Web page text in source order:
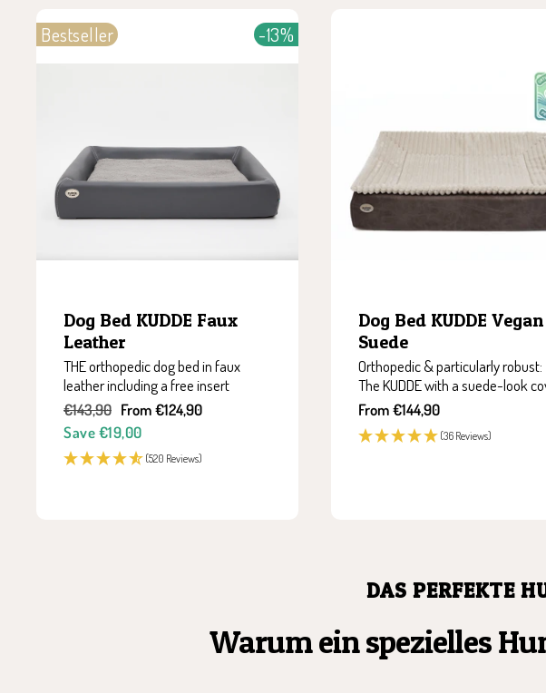
Bestseller -13%
Dog Bed KUDDE Faux
Leather
THE orthopedic dog bed in faux
leather including a free insert
Sale
price
From €124,90
Regular
price
€143,90
Save €19,00
(520 Reviews)
Dog Bed KUDDE Vegan
Suede
Orthopedic & particularly robust:
The KUDDE with a suede-look
Sale
price
From €144,90
(36 Reviews)
DAS PERFEKTE
Warum ein spezielles